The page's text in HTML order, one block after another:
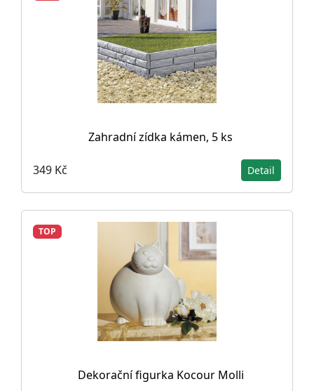
Zahradní zídka kámen, 5 ks
349 Kč Detail
TOP
Dekorační figurka Kocour Molli